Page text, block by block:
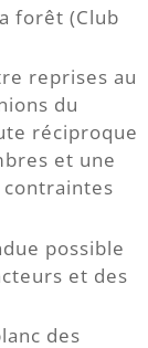
forêt (Club
reprises au
du
réciproque
et une
possible
et des
des